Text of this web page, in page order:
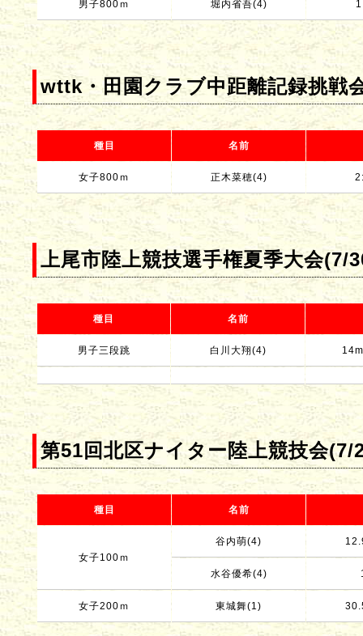
男子800ｍ 堀内省吾(4)
wttk・田園クラブ中距離記録挑戦
種目 名前
女子800ｍ 正木菜穂(4)
上尾市陸上競技選手権夏季大会(7/
種目 名前
男子三段跳 白川大翔(4)
第51回北区ナイター陸上競技会(7/
種目 名前
女子100ｍ
谷内萌(4)
水谷優希(4)
女子200ｍ 東城舞(1)